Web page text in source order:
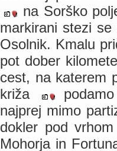
na Sorško
markirani stezi
Osolnik. Kmalu
pot dober
cest, na katerem
križa
najprej mimo
dokler pod
Mohorja in